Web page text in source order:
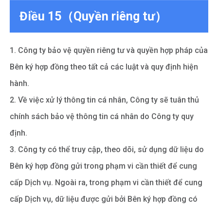
Điều 15（Quyền riêng tư）
1. Công ty bảo vệ quyền riêng tư và quyền hợp pháp của
Bên ký hợp đồng theo tất cả các luật và quy định hiện
hành.
2. Về việc xử lý thông tin cá nhân, Công ty sẽ tuân thủ
chính sách bảo vệ thông tin cá nhân do Công ty quy
định.
3. Công ty có thể truy cập, theo dõi, sử dụng dữ liệu do
Bên ký hợp đồng gửi trong phạm vi cần thiết để cung
cấp Dịch vụ. Ngoài ra, trong phạm vi cần thiết để cung
cấp Dịch vụ, dữ liệu được gửi bởi Bên ký hợp đồng có